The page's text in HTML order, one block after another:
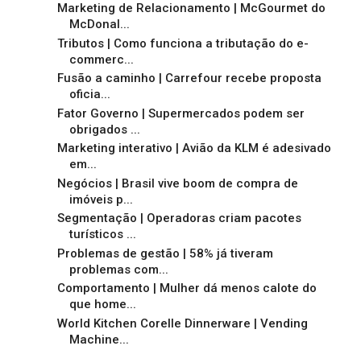
Marketing de Relacionamento | McGourmet do
McDonal...
Tributos | Como funciona a tributação do e-
commerc...
Fusão a caminho | Carrefour recebe proposta
oficia...
Fator Governo | Supermercados podem ser
obrigados ...
Marketing interativo | Avião da KLM é adesivado
em...
Negócios | Brasil vive boom de compra de
imóveis p...
Segmentação | Operadoras criam pacotes
turísticos ...
Problemas de gestão | 58% já tiveram
problemas com...
Comportamento | Mulher dá menos calote do
que home...
World Kitchen Corelle Dinnerware | Vending
Machine...